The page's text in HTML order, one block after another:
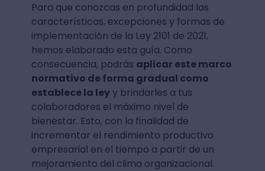
Para que conozcas en profundidad las
características, excepciones y formas de
implementación de la Ley 2101 de 2021,
hemos elaborado esta guía. Como
consecuencia, podrás aplicar este marco
normativo de forma gradual como
establece la leyy brindarles a tus
colaboradores el máximo nivel de
bienestar. Esto, con la finalidad de
incrementar el rendimiento productivo
empresarial en el tiempo a partir de un
mejoramiento del clima organizacional.